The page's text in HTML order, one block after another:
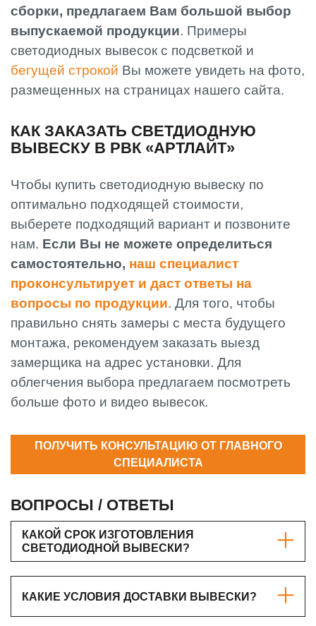
сборки, предлагаем Вам большой выбор
выпускаемой продукции. Примеры
светодиодных вывесок с подсветкой и
бегущей строкой Вы можете увидеть на фото,
размещенных на страницах нашего сайта.
КАК ЗАКАЗАТЬ СВЕТДИОДНУЮ
ВЫВЕСКУ В РВК «АРТЛАЙТ»
Чтобы купить светодиодную вывеску по
оптимально подходящей стоимости,
выберете подходящий вариант и позвоните
нам. Если Вы не можете определиться
самостоятельно, наш специалист
проконсультирует и даст ответы на
вопросы по продукции. Для того, чтобы
правильно снять замеры с места будущего
монтажа, рекомендуем заказать выезд
замерщика на адрес установки. Для
облегчения выбора предлагаем посмотреть
больше фото и видео вывесок.
ПОЛУЧИТЬ КОНСУЛЬТАЦИЮ ОТ ГЛАВНОГО
СПЕЦИАЛИСТА
ВОПРОСЫ / ОТВЕТЫ
КАКОЙ СРОК ИЗГОТОВЛЕНИЯ
СВЕТОДИОДНОЙ ВЫВЕСКИ?
КАКИЕ УСЛОВИЯ ДОСТАВКИ ВЫВЕСКИ?